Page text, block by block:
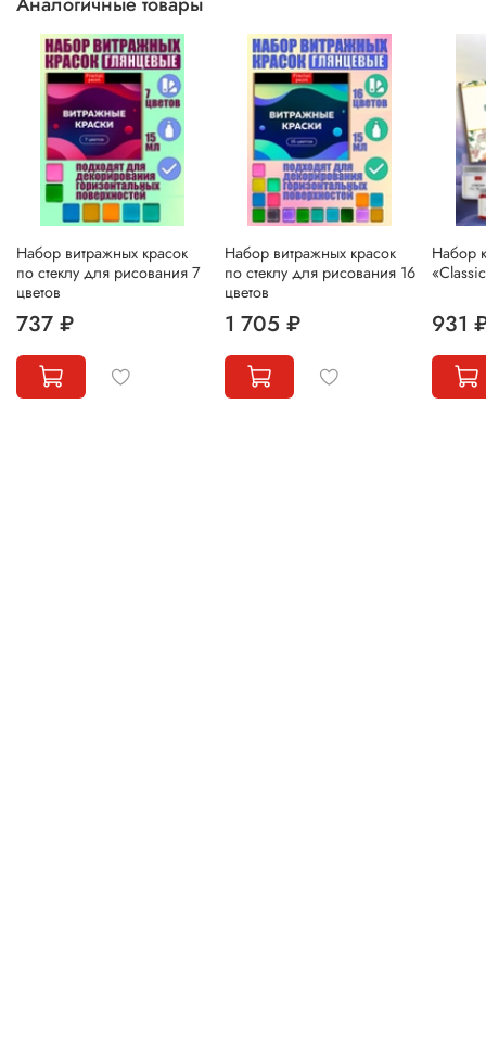
Набор витражных красок
по стеклу для рисования 7
цветов
737 ₽
Набор витражных красок
по стеклу для рисования 16
цветов
1 705 ₽
Набор
931